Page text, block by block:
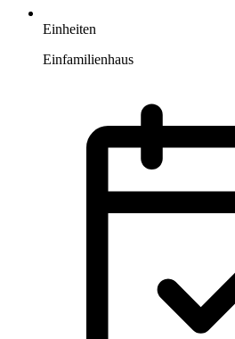
Einheiten
Einfamilienhaus